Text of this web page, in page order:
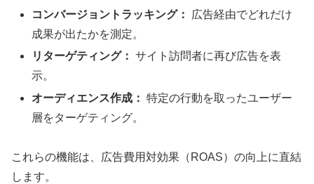
コンバージョントラッキング：
広告経由でどれだけ
成果が出たかを測定。
リターゲティング： サイト訪問者に再び広告を表
示。
オーディエンス作成： 特定の行動を取ったユーザー
層をターゲティング。
これらの機能は、広告費用対効果（ROAS）の向上に直結
します。